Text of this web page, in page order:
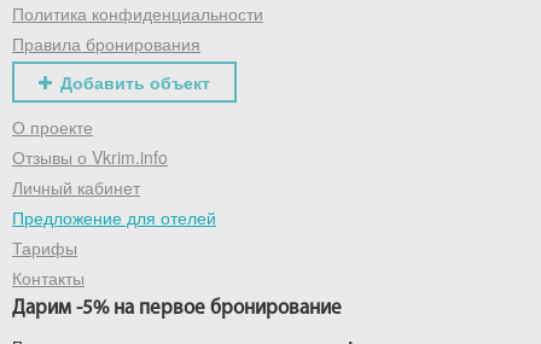
Политика конфиденциальности
Правила бронирования
Добавить объект
О проекте
Отзывы о Vkrim.info
Личный кабинет
Предложение для отелей
Тарифы
Контакты
Дарим -5% на первое бронирование